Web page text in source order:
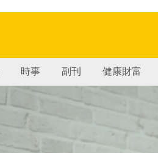
時事 副刊 健康財富